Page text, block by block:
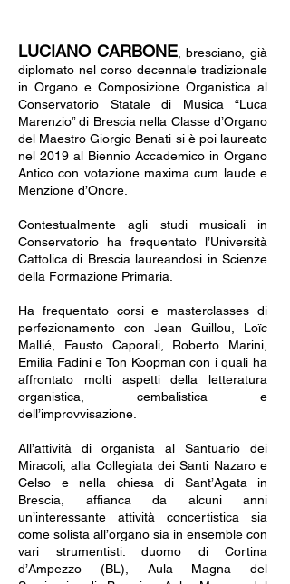
LUCIANO CARBONE, bresciano, già
diplomato nel corso decennale tradizionale
in Organo e Composizione Organistica al
Conservatorio Statale di Musica “Luca
Marenzio” di Brescia nella Classe d’Organo
del Maestro Giorgio Benati si è poi laureato
nel 2019 al Biennio Accademico in Organo
Antico con votazione maxima cum laude e
Menzione d’Onore.
Contestualmente agli studi musicali in
Conservatorio ha frequentato l’Università
Cattolica di Brescia laureandosi in Scienze
della Formazione Primaria.
Ha frequentato corsi e masterclasses di
perfezionamento con Jean Guillou, Loïc
Mallié, Fausto Caporali, Roberto Marini,
Emilia Fadini e Ton Koopman con i quali ha
affrontato molti aspetti della letteratura
organistica, cembalistica e
dell’improvvisazione.
All’attività di organista al Santuario dei
Miracoli, alla Collegiata dei Santi Nazaro e
Celso e nella chiesa di Sant’Agata in
Brescia, affianca da alcuni anni
un’interessante attività concertistica sia
come solista all’organo sia in ensemble con
vari strumentisti: duomo di Cortina
d’Ampezzo (BL), Aula Magna del